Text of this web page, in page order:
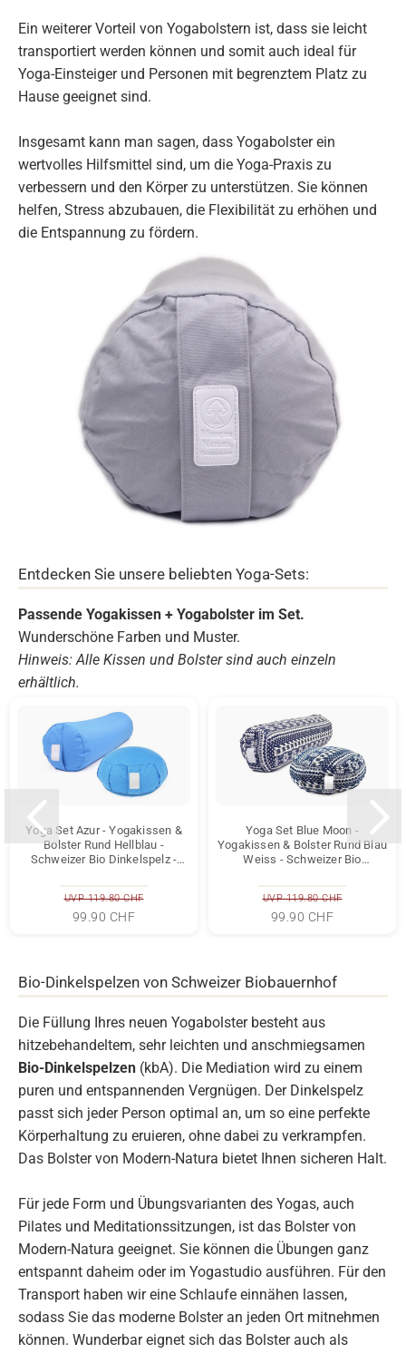
Ein weiterer Vorteil von Yogabolstern ist, dass sie leicht
transportiert werden können und somit auch ideal für
Yoga-Einsteiger und Personen mit begrenztem Platz zu
Hause geeignet sind.
Insgesamt kann man sagen, dass Yogabolster ein
wertvolles Hilfsmittel sind, um die Yoga-Praxis zu
verbessern und den Körper zu unterstützen. Sie können
helfen, Stress abzubauen, die Flexibilität zu erhöhen und
die Entspannung zu fördern.
Entdecken Sie unsere beliebten Yoga-Sets:
Passende Yogakissen + Yogabolster im Set.
Wunderschöne Farben und Muster.
Hinweis: Alle Kissen und Bolster sind auch einzeln
erhältlich.
Yoga Set Azur - Yogakissen &
Bolster Rund Hellblau -
Schweizer Bio Dinkelspelz -
UVP 119.80 CHF
99.90 CHF
Yoga Set Blue Moon -
Yogakissen & Bolster Rund Blau
Weiss - Schweizer Bio
UVP 119.80 CHF
99.90 CHF
Bio-Dinkelspelzen von Schweizer Biobauernhof
Die Füllung Ihres neuen Yogabolster besteht aus
hitzebehandeltem, sehr leichten und anschmiegsamen
Bio-Dinkelspelzen (kbA). Die Mediation wird zu einem
puren und entspannenden Vergnügen. Der Dinkelspelz
passt sich jeder Person optimal an, um so eine perfekte
Körperhaltung zu eruieren, ohne dabei zu verkrampfen.
Das Bolster von Modern-Natura bietet Ihnen sicheren Halt.
Für jede Form und Übungsvarianten des Yogas, auch
Pilates und Meditationssitzungen, ist das Bolster von
Modern-Natura geeignet. Sie können die Übungen ganz
entspannt daheim oder im Yogastudio ausführen. Für den
Transport haben wir eine Schlaufe einnähen lassen,
sodass Sie das moderne Bolster an jeden Ort mitnehmen
können. Wunderbar eignet sich das Bolster auch als